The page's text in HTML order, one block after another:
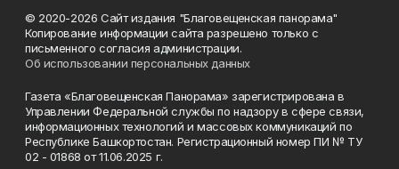
© 2020-2026 Сайт издания "Благовещенская панорама"
Копирование информации сайта разрешено только с
письменного согласия администрации.
Об использовании персональных данных
Газета «Благовещенская Панорама» зарегистрирована в
Управлении Федеральной службы по надзору в сфере связи,
информационных технологий и массовых коммуникаций по
Республике Башкортостан. Регистрационный номер ПИ № ТУ
02 - 01868 от 11.06.2025 г.